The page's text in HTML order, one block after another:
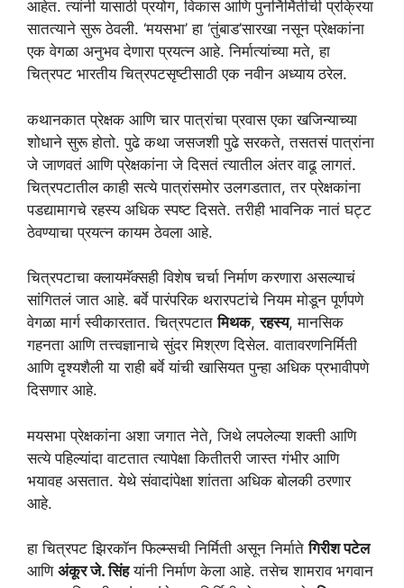
आहेत. त्यांनी यासाठी प्रयोग, विकास आणि पुनर्निर्मितीची प्रक्रिया
सातत्याने सुरू ठेवली. ‘मयसभा’ हा ‘तुंबाड’सारखा नसून प्रेक्षकांना
एक वेगळा अनुभव देणारा प्रयत्न आहे. निर्मात्यांच्या मते, हा
चित्रपट भारतीय चित्रपटसृष्टीसाठी एक नवीन अध्याय ठरेल.
कथानकात प्रेक्षक आणि चार पात्रांचा प्रवास एका खजिन्याच्या
शोधाने सुरू होतो. पुढे कथा जसजशी पुढे सरकते, तसतसं पात्रांना
जे जाणवतं आणि प्रेक्षकांना जे दिसतं त्यातील अंतर वाढू लागतं.
चित्रपटातील काही सत्ये पात्रांसमोर उलगडतात, तर प्रेक्षकांना
पडद्यामागचे रहस्य अधिक स्पष्ट दिसते. तरीही भावनिक नातं घट्ट
ठेवण्याचा प्रयत्न कायम ठेवला आहे.
चित्रपटाचा क्लायमॅक्सही विशेष चर्चा निर्माण करणारा असल्याचं
सांगितलं जात आहे. बर्वे पारंपरिक थरारपटांचे नियम मोडून पूर्णपणे
वेगळा मार्ग स्वीकारतात. चित्रपटातमिथक,रहस्य, मानसिक
गहनता आणि तत्त्वज्ञानाचे सुंदर मिश्रण दिसेल. वातावरणनिर्मिती
आणि दृश्यशैली या राही बर्वे यांची खासियत पुन्हा अधिक प्रभावीपणे
दिसणार आहे.
मयसभा प्रेक्षकांना अशा जगात नेते, जिथे लपलेल्या शक्ती आणि
सत्ये पहिल्यांदा वाटतात त्यापेक्षा कितीतरी जास्त गंभीर आणि
भयावह असतात. येथे संवादांपेक्षा शांतता अधिक बोलकी ठरणार
आहे.
हा चित्रपट झिरकॉन फिल्म्सची निर्मिती असून निर्मातेगिरीश पटेल
आणि अंकूर जे. सिंहयांनी निर्माण केला आहे. तसेच शामराव भगवान